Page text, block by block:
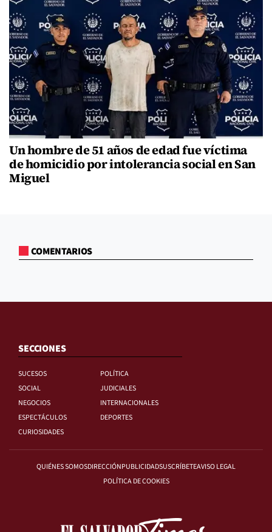
Un hombre de 51 años de edad fue víctima
de homicidio por intolerancia social en San
Miguel
COMENTARIOS
SECCIONES
SUCESOS
POLÍTICA
SOCIAL
JUDICIALES
NEGOCIOS
INTERNACIONALES
ESPECTÁCULOS
DEPORTES
CURIOSIDADES
QUIÉNES SOMOSDIRECCIÓNPUBLICIDADSUSCRÍBETEAVISO LEGAL
POLÍTICA DE COOKIES